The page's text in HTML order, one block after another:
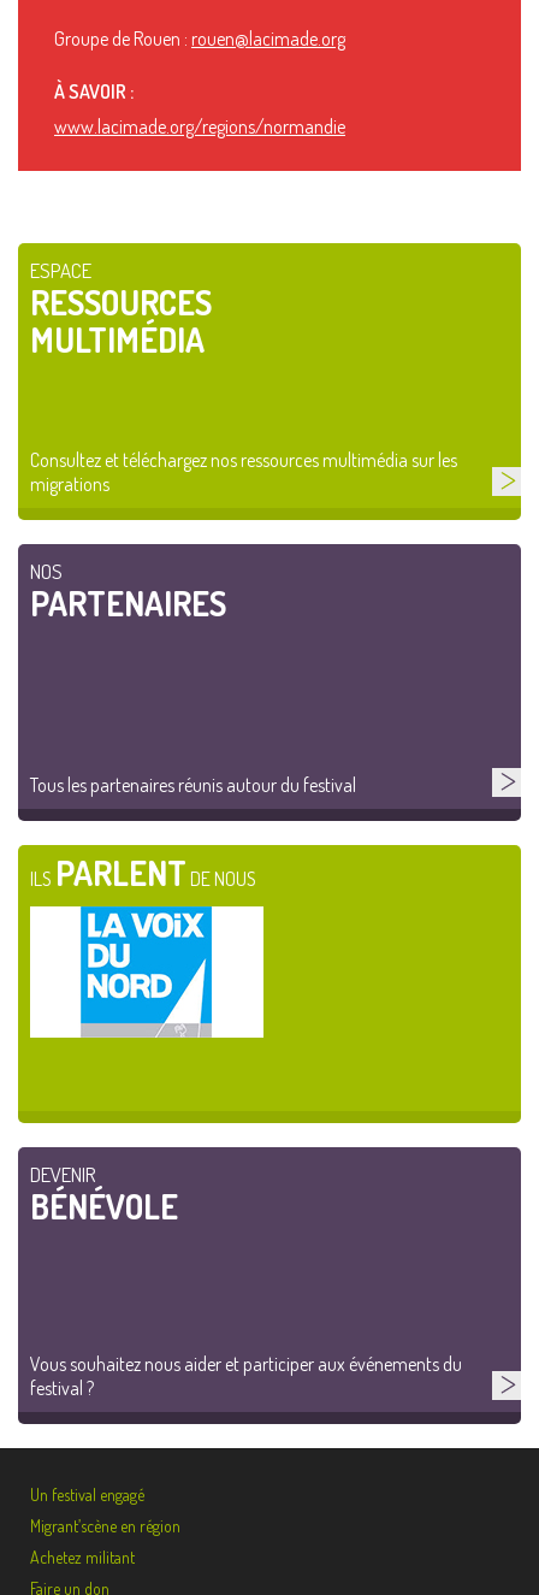
Groupe de Rouen : rouen@lacimade.org
À SAVOIR :
www.lacimade.org/regions/normandie
ESPACE
RESSOURCES
MULTIMÉDIA
Consultez et téléchargez nos ressources multimédia sur les
migrations
NOS
PARTENAIRES
Tous les partenaires réunis autour du festival
ILS PARLENT DE NOUS
DEVENIR
BÉNÉVOLE
Vous souhaitez nous aider et participer aux événements du
festival ?
Un festival engagé
Migrant’scène en région
Achetez militant
Faire un don